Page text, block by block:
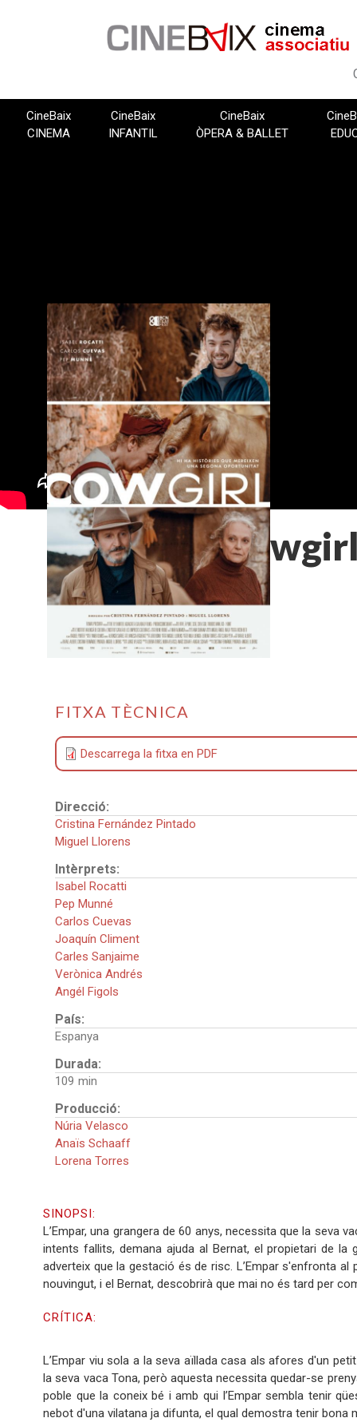
CineBaix
CINEMA
CineBaix
INFANTIL
CineBaix
ÒPERA & BALLET
FITXA TÈCNICA
Descarrega la fitxa en PDF
Direcció:
Cristina Fernández Pintado
Miguel Llorens
Intèrprets:
Isabel Rocatti
Pep Munné
Carlos Cuevas
Joaquín Climent
Carles Sanjaime
Verònica Andrés
Angél Figols
País:
Espanya
Durada:
109
Producció:
Núria Velasco
Anaïs Schaaff
Lorena Torres
SINOPSI:
L’Empar, una grangera de 60 anys, necessita que la seva
intents fallits, demana ajuda al Bernat, el propietari de la
adverteix que la gestació és de risc. L’Empar s'enfronta al
nouvingut, i el Bernat, descobrirà que mai no és tard per
CRÍTICA:
L’Empar viu sola a la seva aïllada casa als afores d'un
la seva vaca Tona, però aquesta necessita quedar-se
poble que la coneix bé i amb qui l’Empar sembla tenir
nebot d'una vilatana ja difunta, el qual demostra tenir bona